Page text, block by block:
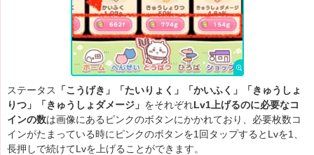
ステータス
「こうげき」「たいりょく」「かいふく」「きゅうしょ
りつ」「きゅうしょダメージ」 をそれぞれLv1上げるのに必要なコ
インの数は画像にあるピンクのボタンにかかれており、必要枚数コ
インがたまっている時にピンクのボタンを1回タップするとLvを1、
長押しで続けてLvを上げることができます。